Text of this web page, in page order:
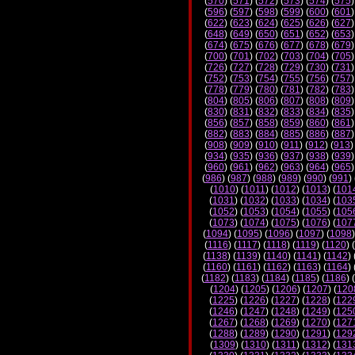
(596) (597) (598) (599) (600) (601
(622) (623) (624) (625) (626) (627
(648) (649) (650) (651) (652) (653
(674) (675) (676) (677) (678) (679
(700) (701) (702) (703) (704) (705
(726) (727) (728) (729) (730) (731
(752) (753) (754) (755) (756) (757
(778) (779) (780) (781) (782) (783
(804) (805) (806) (807) (808) (809
(830) (831) (832) (833) (834) (835
(856) (857) (858) (859) (860) (861
(882) (883) (884) (885) (886) (887
(908) (909) (910) (911) (912) (913)
(934) (935) (936) (937) (938) (939
(960) (961) (962) (963) (964) (965
(986) (987) (988) (989) (990) (991)
(1010) (1011) (1012) (1013) (
(1031) (1032) (1033) (1034) (
(1052) (1053) (1054) (1055) (
(1073) (1074) (1075) (1076) (
(1094) (1095) (1096) (1097) (1098
(1116) (1117) (1118) (1119) (1120) (
(1138) (1139) (1140) (1141) (1142)
(1160) (1161) (1162) (1163) (1164)
(1182) (1183) (1184) (1185) (1186) (
(1204) (1205) (1206) (1207) (
(1225) (1226) (1227) (1228) (
(1246) (1247) (1248) (1249) (
(1267) (1268) (1269) (1270) (
(1288) (1289) (1290) (1291) (
(1309) (1310) (1311) (1312) (